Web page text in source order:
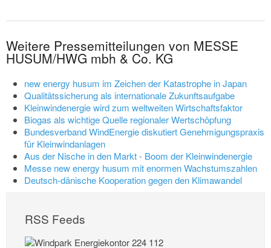
Weitere Pressemitteilungen von MESSE
HUSUM/HWG mbh & Co. KG
new energy husum im Zeichen der Katastrophe in Japan
Qualitätssicherung als internationale Zukunftsaufgabe
Kleinwindenergie wird zum weltweiten Wirtschaftsfaktor
Biogas als wichtige Quelle regionaler Wertschöpfung
Bundesverband WindEnergie diskutiert Genehmigungspraxis
für Kleinwindanlagen
Aus der Nische in den Markt - Boom der Kleinwindenergie
Messe new energy husum mit enormen Wachstumszahlen
Deutsch-dänische Kooperation gegen den Klimawandel
RSS Feeds